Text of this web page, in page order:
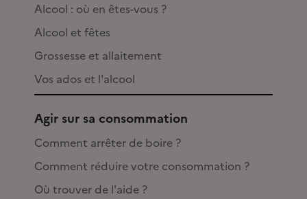
Alcool : où en êtes-vous ?
Alcool et fêtes
Grossesse et allaitement
Vos ados et l'alcool
Agir sur sa consommation
Comment arrêter de boire ?
Comment réduire votre consommation ?
Où trouver de l'aide ?